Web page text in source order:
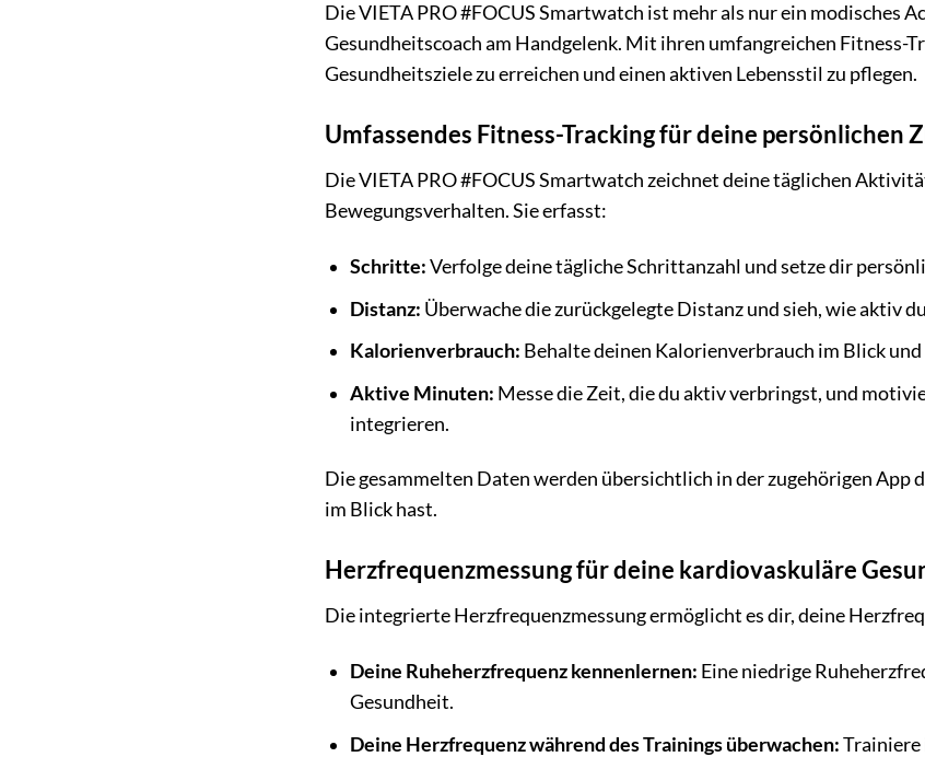
Die VIETA PRO #FOCUS Smartwatch ist mehr als nur ein modisches
Gesundheitscoach am Handgelenk. Mit ihren umfangreichen Fitness-
Gesundheitsziele zu erreichen und einen aktiven Lebensstil zu pflegen.
Umfassendes Fitness-Tracking für deine persönlichen
Die VIETA PRO #FOCUS Smartwatch zeichnet deine täglichen
Bewegungsverhalten. Sie erfasst:
Schritte:Verfolge deine tägliche Schrittanzahl und setze dir
Distanz: Überwache die zurückgelegte Distanz und sieh, wie aktiv
Kalorienverbrauch: Behalte deinen Kalorienverbrauch im Blick
Aktive Minuten: Messe die Zeit, die du aktiv verbringst, und
integrieren.
Die gesammelten Daten werden übersichtlich in der zugehörigen
im Blick hast.
Herzfrequenzmessung für deine kardiovaskuläre
Die integrierte Herzfrequenzmessung ermöglicht es dir, deine
Deine Ruheherzfrequenz kennenlernen: Eine niedrige
Gesundheit.
Deine Herzfrequenz während des Trainings überwachen:Trainiere